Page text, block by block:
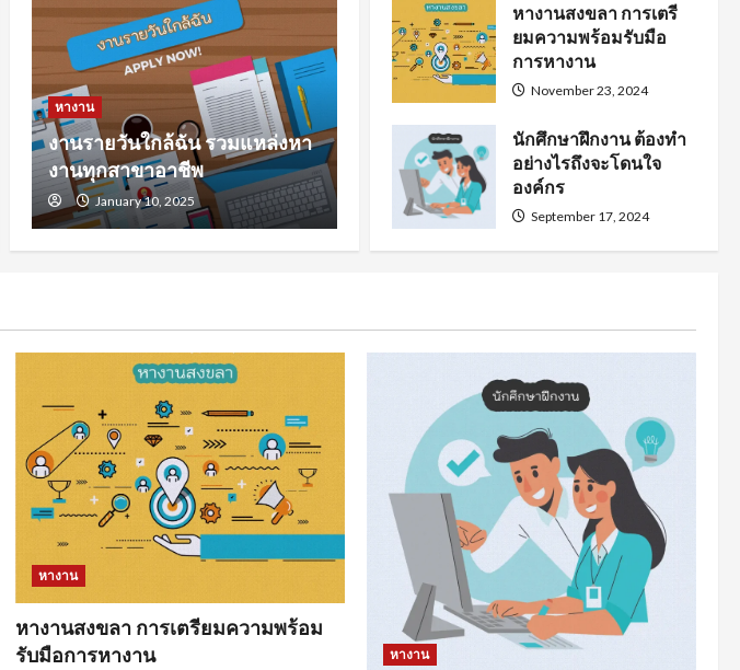
หางาน
หางานสงขลา การเตรียมความพร้อม
รับมือการหางาน
November 23, 2024
หางานสงขลา การเตรี
ยมความพร้อมรับมือ
การหางาน
November 23, 2024
นักศึกษาฝึกงาน ต้องทำ
อย่างไรถึงจะโดนใจ
องค์กร
September 17, 2024
หางาน
งานรายวันใกล้ฉัน รวมแหล่งหา
งานทุกสาขาอาชีพ
January 10, 2025
หางาน
หางานสงขลา การเตรียมความพร้อม
รับมือการหางาน
หางาน